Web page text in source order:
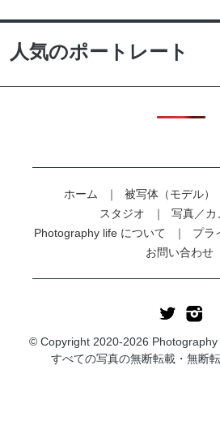
人気のポートレート
ホーム 被写体（モデル）
スタジオ
写真／カ
Photography life について
プラ
お問い合わせ
© Copyright 2020-2026 Photography
すべての写真の無断転載・無断